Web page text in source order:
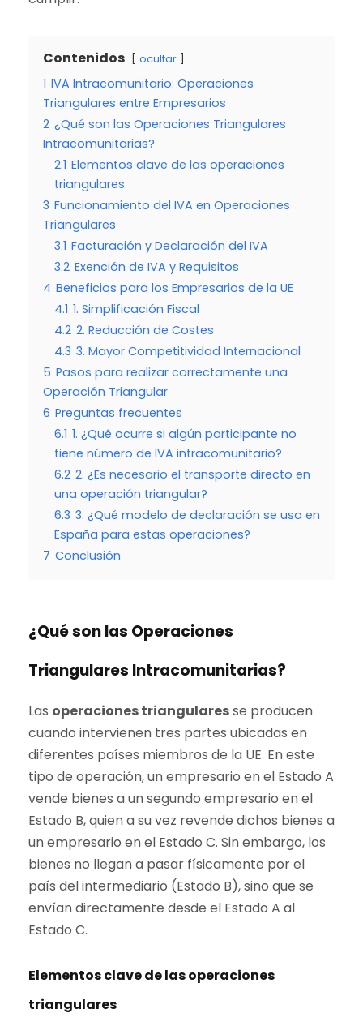
Contenidos ocultar
1 IVA Intracomunitario: Operaciones
Triangulares entre Empresarios
2 ¿Qué son las Operaciones Triangulares
Intracomunitarias?
2.1 Elementos clave de las operaciones
triangulares
3 Funcionamiento del IVA en Operaciones
Triangulares
3.1 Facturación y Declaración del IVA
3.2 Exención de IVA y Requisitos
4 Beneficios para los Empresarios de la UE
4.1 1. Simplificación Fiscal
4.2 2. Reducción de Costes
4.3 3. Mayor Competitividad Internacional
5 Pasos para realizar correctamente una
Operación Triangular
6 Preguntas frecuentes
6.1 1. ¿Qué ocurre si algún participante no
tiene número de IVA intracomunitario?
6.2 2. ¿Es necesario el transporte directo en
una operación triangular?
6.3 3. ¿Qué modelo de declaración se usa en
España para estas operaciones?
7 Conclusión
¿Qué son las Operaciones
Triangulares Intracomunitarias?
Las operaciones triangularesse producen
cuando intervienen tres partes ubicadas en
diferentes países miembros de la UE. En este
tipo de operación, un empresario en el Estado A
vende bienes a un segundo empresario en el
Estado B, quien a su vez revende dichos bienes a
un empresario en el Estado C. Sin embargo, los
bienes no llegan a pasar físicamente por el
país del intermediario (Estado B), sino que se
envían directamente desde el Estado A al
Estado C.
Elementos clave de las operaciones
triangulares